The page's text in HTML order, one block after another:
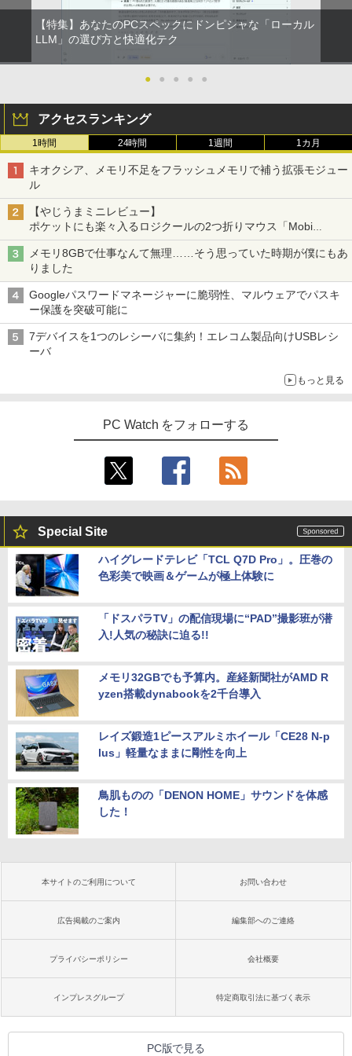
【特集】あなたのPCスペックにドンピシャな「ローカル
LLM」の選び方と快適化テク
● ● ● ● ●
アクセスランキング
1時間 24時間 1週間 1カ月
キオクシア、メモリ不足をフラッシュメモリで補う拡張モジュー
ル
【やじうまミニレビュー】
ポケットにも楽々入るロジクールの2つ折りマウス「Mobi
Fold」。その気になるギミックとは？
メモリ8GBで仕事なんて無理……そう思っていた時期が僕にもあ
りました
Googleパスワードマネージャーに脆弱性、マルウェアでパスキ
ー保護を突破可能に
7デバイスを1つのレシーバに集約！エレコム製品向けUSBレシ
ーバ
もっと見る
PC Watch をフォローする
Special Site
ハイグレードテレビ「TCL Q7D Pro」。圧巻の
色彩美で映画＆ゲームが極上体験に
「ドスパラTV」の配信現場に“PAD”撮影班が潜
入!人気の秘訣に迫る!!
メモリ32GBでも予算内。産経新聞社がAMD R
yzen搭載dynabookを2千台導入
レイズ鍛造1ピースアルミホイール「CE28 N-p
lus」軽量なままに剛性を向上
鳥肌ものの「DENON HOME」サウンドを体感
した！
本サイトのご利用について お問い合わせ
広告掲載のご案内 編集部へのご連絡
プライバシーポリシー 会社概要
インプレスグループ 特定商取引法に基づく表示
PC版で見る